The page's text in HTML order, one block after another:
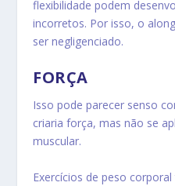
flexibilidade podem
incorretos. Por isso, o
ser negligenciado.
FORÇA
Isso pode parecer senso
criaria força, mas não se
muscular.
Exercícios de peso